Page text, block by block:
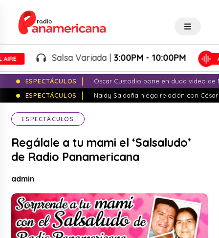
Salsa Variada |3:00PM - 10:00PM
ESPECTÁCULOS
Óscar Custodio pone en duda video de
ESPECTÁCULOS
Naldy Saldaña niega relación con
ESPECTÁCULOS
Regálale a tu mami el ‘Salsaludo’
de Radio Panamericana
admin